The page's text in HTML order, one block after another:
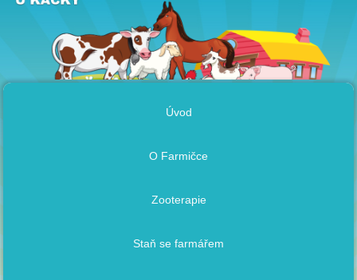
Úvod
O Farmičce
Zooterapie
Staň se farmářem